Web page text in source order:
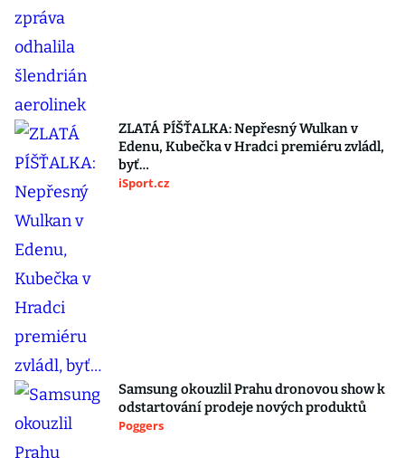
ZLATÁ PÍŠŤALKA: Nepřesný Wulkan v
Edenu, Kubečka v Hradci premiéru zvládl,
byť…
iSport.cz
Samsung okouzlil Prahu dronovou show k
odstartování prodeje nových produktů
Poggers